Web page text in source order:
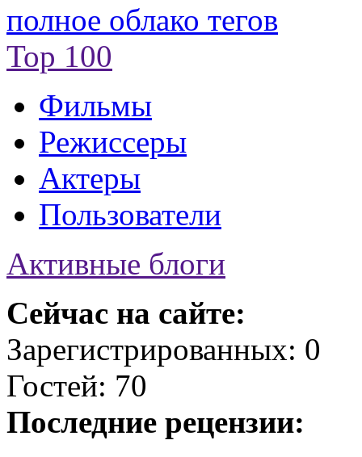
полное облако тегов
Top 100
Фильмы
Режиссеры
Актеры
Пользователи
Активные блоги
Сейчас на сайте:
Зарегистрированных: 0
Гостей: 70
Последние рецензии: